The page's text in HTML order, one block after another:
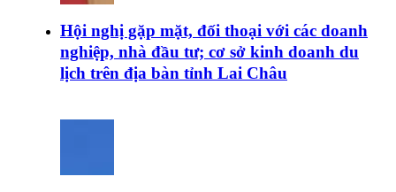
Hội nghị gặp mặt, đối thoại với các doanh
nghiệp, nhà đầu tư; cơ sở kinh doanh du
lịch trên địa bàn tỉnh Lai Châu